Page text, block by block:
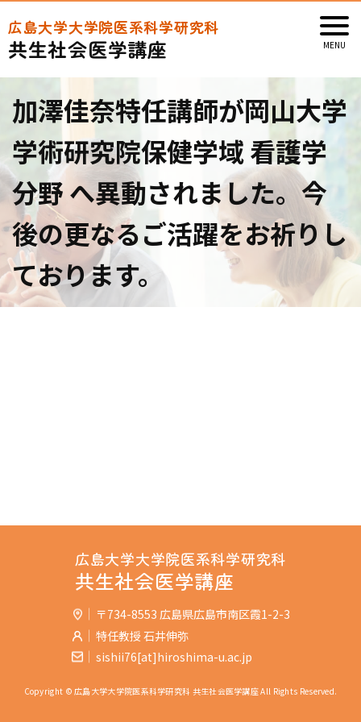
広島大学大学院医系科学研究科
共生社会医学講座
加澤佳奈特任講師が岡山大学
学術研究院保健学域 看護学
分野 へ異動されました。今
後の更なるご活躍をお祈りし
ております。
広島大学大学院医系科学研究科
共生社会医学講座
〒734-8553 広島県広島市南区霞1-2-3
特任教授 石井伸弥
sishii76[at]hiroshima-u.ac.jp
Copyright © 広島大学大学院医系科学研究科 共生社会医学講座 All Rights Reserved.